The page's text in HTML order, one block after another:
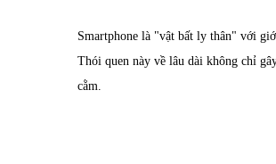
Smartphone là "vật bất ly thân" với
Thói quen này về lâu dài không chỉ
cằm.